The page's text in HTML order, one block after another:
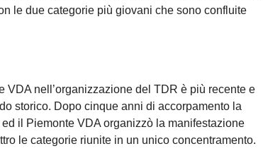
le due categorie più giovani che sono confluite
VDA nell’organizzazione del TDR è più recente e
storico. Dopo cinque anni di accorpamento la
il Piemonte VDA organizzò la manifestazione
le categorie riunite in un unico concentramento.